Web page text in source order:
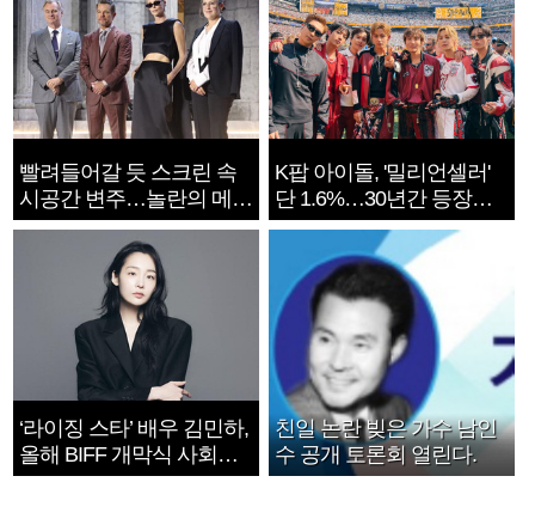
빨려들어갈 듯 스크린 속
시공간 변주…놀란의 메시
지는 ‘전쟁 속죄’
K팝 아이돌, '밀리언셀러'
단 1.6%…30년간 등장
1182개팀 전수조사
‘라이징 스타’ 배우 김민하,
올해 BIFF 개막식 사회자
확정
친일 논란 빚은 가수 남인
수 공개 토론회 열린다.